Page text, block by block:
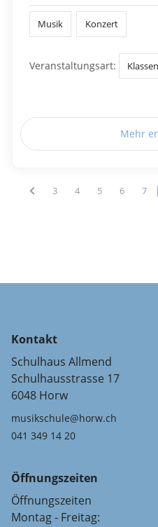
Musik Konzert
Veranstaltungsart:
Mehr
Vous êtes sur la page
3 Vous êtes sur la page
4 Vous êtes sur
5 Vous
6 7
Kontakt
Schulhaus Allmend
Schulhausstrasse 17
6048 Horw
musikschule@horw.ch
041 349 14 20
Öffnungszeiten
Öffnungszeiten
Montag - Freitag: